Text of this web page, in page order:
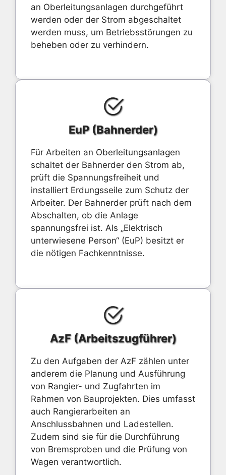
an Oberleitungsanlagen durchgeführt
werden oder der Strom abgeschaltet
werden muss, um Betriebsstörungen zu
beheben oder zu verhindern.
EuP (Bahnerder)
Für Arbeiten an Oberleitungsanlagen
schaltet der Bahnerder den Strom ab,
prüft die Spannungsfreiheit und
installiert Erdungsseile zum Schutz der
Arbeiter. Der Bahnerder prüft nach dem
Abschalten, ob die Anlage
spannungsfrei ist. Als „Elektrisch
unterwiesene Person“ (EuP) besitzt er
die nötigen Fachkenntnisse.
AzF (Arbeitszugführer)
Zu den Aufgaben der AzF zählen unter
anderem die Planung und Ausführung
von Rangier- und Zugfahrten im
Rahmen von Bauprojekten. Dies umfasst
auch Rangierarbeiten an
Anschlussbahnen und Ladestellen.
Zudem sind sie für die Durchführung
von Bremsproben und die Prüfung von
Wagen verantwortlich.